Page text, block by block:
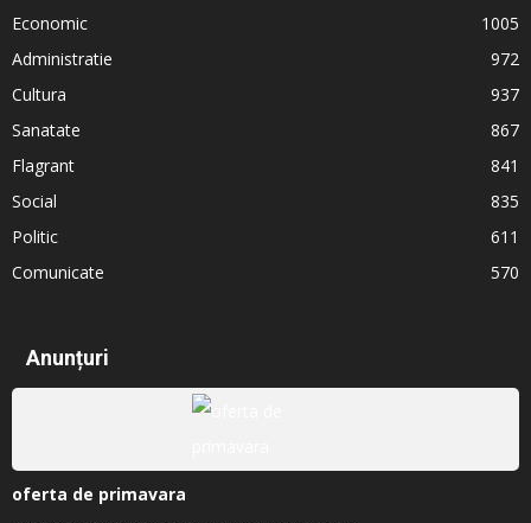
Economic
1005
Administratie
972
Cultura
937
Sanatate
867
Flagrant
841
Social
835
Politic
611
Comunicate
570
Anunțuri
oferta de primavara